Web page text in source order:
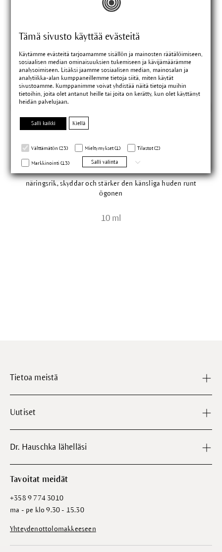
Tämä sivusto käyttää evästeitä
Käytämme evästeitä tarjoamamme sisällön ja mainosten räätälöimiseen,
sosiaalisen median ominaisuuksien tukemiseen ja kävijämäärämme
analysoimiseen. Lisäksi jaamme sosiaalisen median, mainosalan ja
analytiikka-alan kumppaneillemme tietoja siitä, miten käytät
sivustoamme. Kumppanimme voivat yhdistää näitä tietoja muihin
tietoihin, joita olet antanut heille tai joita on kerätty, kun olet käyttänyt
heidän palvelujaan.
Salli kaikki Kiellä
Välttämätön (23) Mieltymykset (1) Tilastot (2)
Markkinointi (13) Salli valinta
Silmäluomibalsami
näringsrik, skyddar och stärker den känsliga huden runt
ögonen
10 ml
Tietoa meistä
Uutiset
Dr. Hauschka lähelläsi
Tavoitat meidät
+358 9 774 3010
ma - pe klo 9.30 - 15.30
Yhteydenottolomakkeeseen